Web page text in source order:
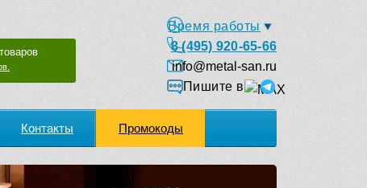
Время работы
8 (495) 920-65-66
info@metal-san.ru
Пишите в
Контакты Промокоды